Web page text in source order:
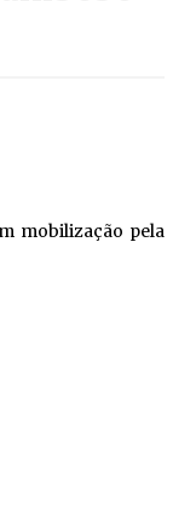
mobilização pela